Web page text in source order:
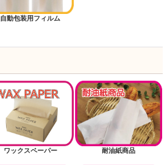
自動包装用フィルム
ワックスペーパー 耐油紙商品